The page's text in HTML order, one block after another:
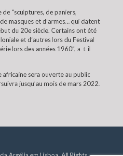
“sculptures, de paniers,
masques et d’armes… qui datent
du 20e siècle. Certains ont été
et d’autres lors du Festival
lors des années 1960”, a-t-il
africaine sera ouverte au public
jusqu’au mois de mars 2022.